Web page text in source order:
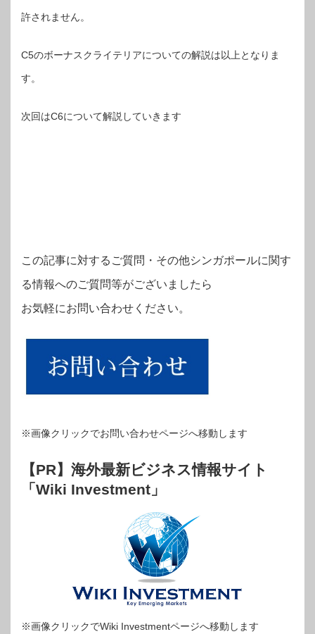
許されません。
C5のボーナスクライテリアについての解説は以上となりま
す。
次回はC6について解説していきます
この記事に対するご質問・その他シンガポールに関す
る情報へのご質問等がございましたら
お気軽にお問い合わせください。
※画像クリックでお問い合わせページへ移動します
【PR】海外最新ビジネス情報サイト
「Wiki Investment」
※画像クリックでWiki Investmentページへ移動します